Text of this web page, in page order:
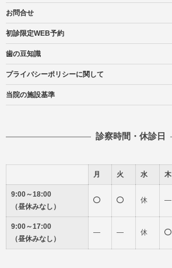
お問合せ
初診限定WEB予約
歯の豆知識
プライバシーポリシーに関して
当院の施設基準
診察時間・休診日
月 火 水 木
9:00～18:00
（昼休みなし）
休 ―
9:00～17:00
（昼休みなし）
― ― 休